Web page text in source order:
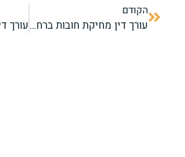
הקודם
עורך דין מחיקת חובות ברחובות: איך למחוק את החובות ולצאת לדרך חדשה?